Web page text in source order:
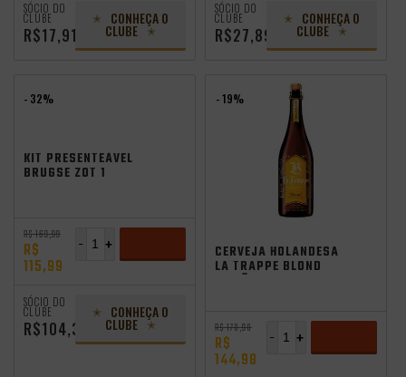
SÓCIO DO
CLUBE
R$17,91
CONHEÇA O
CLUBE
SÓCIO DO
CLUBE
R$27,89
CONHEÇA O
CLUBE
- 32%
KIT PRESENTEÁVEL
BRUGSE ZOT 1
R$ 169,99
R$
115,99
+
-
SÓCIO DO
CLUBE
R$104,39
CONHEÇA O
CLUBE
- 19%
CERVEJA HOLANDESA
LA TRAPPE BLOND
R$ 178,98
R$
144,98
+
-